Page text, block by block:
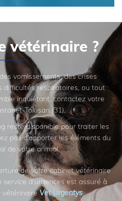
vétérinaire ?
vomissements, des crises
difficultés respiratoires, ou tout
inquiétant, contactez votre
Tolosan (31).
reste disponible pour traiter les
pas d’apporter les éléments du
de votre animal.
de votre cabinet vétérinaire
d’urgences est assuré à
vétérinaireVet Urgentys.